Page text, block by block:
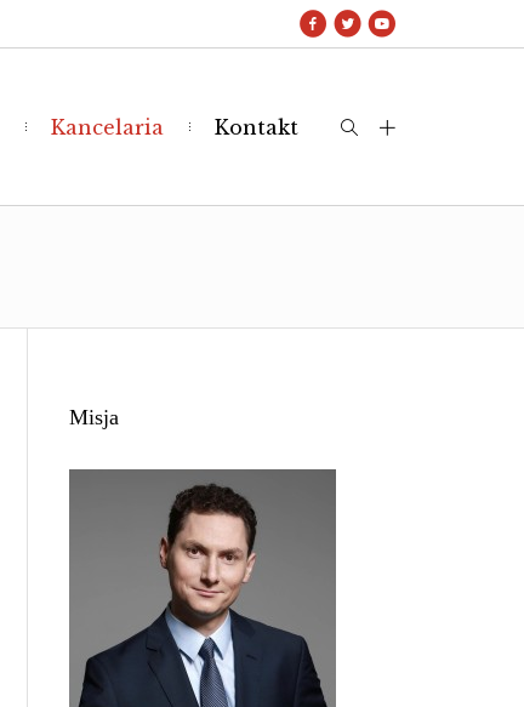
Doradztwo prawne
Doradztwo & konsulting
Negocjacje z wierzycielami
Doradztwo & konsulting
Kancelaria Kontakt
Misja